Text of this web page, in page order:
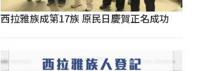
西拉雅族成第17族 原民日慶賀正名成功